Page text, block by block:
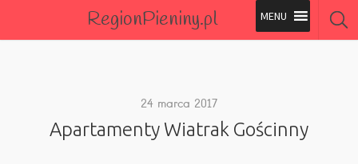
RegionPieniny.pl
Wszystkie Obiekty
24 marca 2017
Apartamenty Wiatrak Gościnny